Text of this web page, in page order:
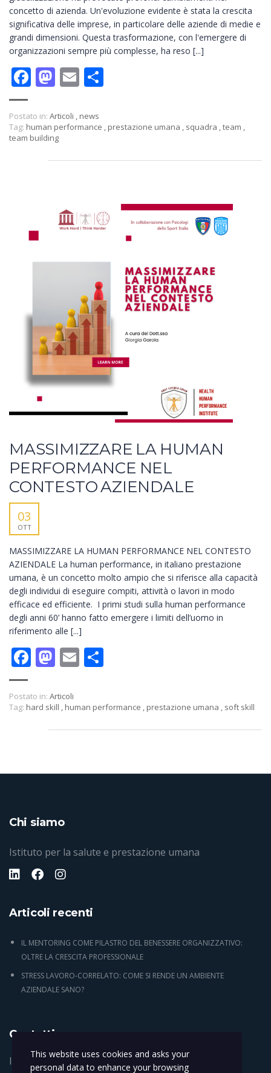
concetto di azienda. Un'evoluzione evidente è stata la crescita
significativa delle imprese, in particolare delle aziende di medie e
grandi dimensioni. Questa trasformazione, con l'emergere di
organizzazioni sempre più complesse, ha reso [...]
Facebook
Mastodon
Email
Postato in: Articoli
news
Tag: human performance prestazione umana squadra team
team building
MASSIMIZZARE LA HUMAN
PERFORMANCE NEL
CONTESTO AZIENDALE
03
OTT
MASSIMIZZARE LA HUMAN PERFORMANCE NEL CONTESTO
AZIENDALE La human performance, in italiano prestazione
umana, è un concetto molto ampio che si riferisce alla capacità
degli individui di eseguire compiti, attività o lavori in modo
efficace ed efficiente. I primi studi sulla human performance
degli anni 60’ hanno fatto emergere i limiti dell’uomo in
riferimento alle [...]
Facebook
Mastodon
Email
Postato in: Articoli
Tag: hard skill human performance prestazione umana soft skill
Chi siamo
Istituto per la salute e prestazione umana
Articoli recenti
IL MENTORING COME PILASTRO DEL BENESSERE ORGANIZZATIVO:
OLTRE LA CRESCITA PROFESSIONALE
STRESS LAVORO-CORRELATO: COME SI RENDE UN AMBIENTE
AZIENDALE SANO?
Contatti
Italy Via Alsazia 3 Padova 35014
This website uses cookies and asks your
personal data to enhance your browsing